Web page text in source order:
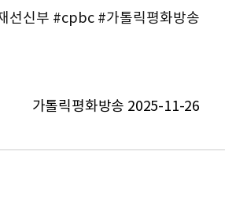
선신부 #cpbc #가톨릭평화방송
가톨릭평화방송 2025-11-26